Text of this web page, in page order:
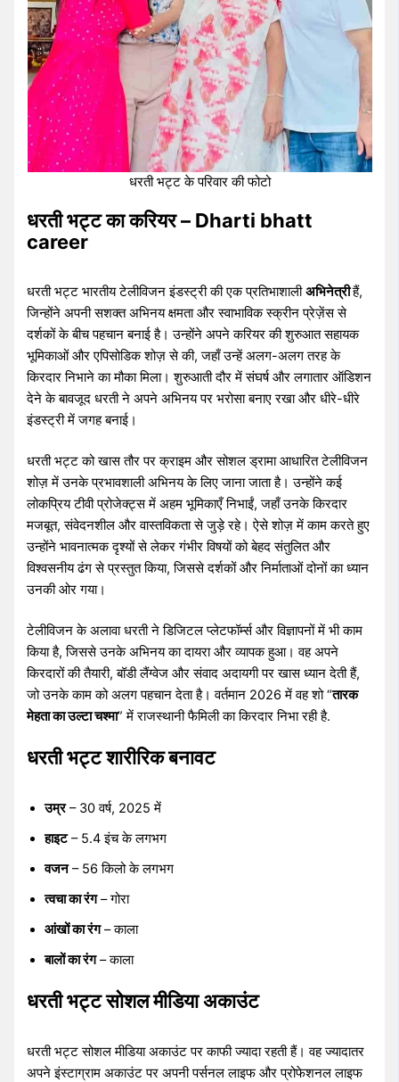
धरती भट्ट के परिवार की फोटो
धरती भट्ट का करियर – Dharti bhatt
career
धरती भट्ट भारतीय टेलीविजन इंडस्ट्री की एक प्रतिभाशालीअभिनेत्रीहैं,
जिन्होंने अपनी सशक्त अभिनय क्षमता और स्वाभाविक स्क्रीन प्रेज़ेंस से
दर्शकों के बीच पहचान बनाई है। उन्होंने अपने करियर की शुरुआत सहायक
भूमिकाओं और एपिसोडिक शोज़ से की, जहाँ उन्हें अलग-अलग तरह के
किरदार निभाने का मौका मिला। शुरुआती दौर में संघर्ष और लगातार ऑडिशन
देने के बावजूद धरती ने अपने अभिनय पर भरोसा बनाए रखा और धीरे-धीरे
इंडस्ट्री में जगह बनाई।
धरती भट्ट को खास तौर पर क्राइम और सोशल ड्रामा आधारित टेलीविजन
शोज़ में उनके प्रभावशाली अभिनय के लिए जाना जाता है। उन्होंने कई
लोकप्रिय टीवी प्रोजेक्ट्स में अहम भूमिकाएँ निभाईं, जहाँ उनके किरदार
मजबूत, संवेदनशील और वास्तविकता से जुड़े रहे। ऐसे शोज़ में काम करते हुए
उन्होंने भावनात्मक दृश्यों से लेकर गंभीर विषयों को बेहद संतुलित और
विश्वसनीय ढंग से प्रस्तुत किया, जिससे दर्शकों और निर्माताओं दोनों का ध्यान
उनकी ओर गया।
टेलीविजन के अलावा धरती ने डिजिटल प्लेटफॉर्म्स और विज्ञापनों में भी काम
किया है, जिससे उनके अभिनय का दायरा और व्यापक हुआ। वह अपने
किरदारों की तैयारी, बॉडी लैंग्वेज और संवाद अदायगी पर खास ध्यान देती हैं,
जो उनके काम को अलग पहचान देता है। वर्तमान 2026 में वह शो “तारक
मेहता का उल्टा चश्मा” में राजस्थानी फैमिली का किरदार निभा रही है.
धरती भट्ट शारीरिक बनावट
उम्र– 30 वर्ष, 2025 में
हाइट– 5.4 इंच के लगभग
वजन– 56 किलो के लगभग
त्वचा का रंग– गोरा
आंखों का रंग– काला
बालों का रंग– काला
धरती भट्ट सोशल मीडिया अकाउंट
धरती भट्ट सोशल मीडिया अकाउंट पर काफी ज्यादा रहती हैं। वह ज्यादातर
अपने इंस्टाग्राम अकाउंट पर अपनी पर्सनल लाइफ और प्रोफेशनल लाइफ